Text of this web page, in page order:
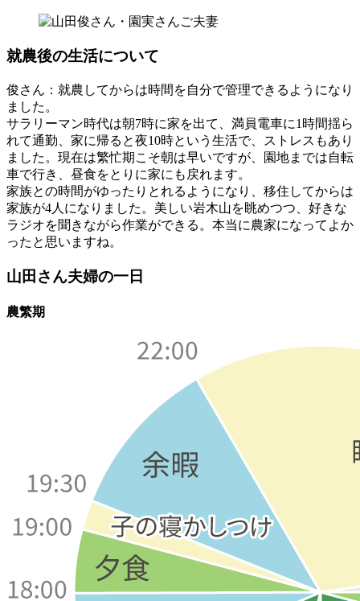
就農後の生活について
俊さん ：就農してからは時間を自分で管理できるようになり
ました。
サラリーマン時代は朝7時に家を出て、満員電車に1時間揺ら
れて通勤、家に帰ると夜10時という生活で、ストレスもあり
ました。現在は繁忙期こそ朝は早いですが、園地までは自転
車で行き、昼食をとりに家にも戻れます。
家族との時間がゆったりとれるようになり、移住してからは
家族が4人になりました。美しい岩木山を眺めつつ、好きな
ラジオを聞きながら作業ができる。本当に農家になってよか
ったと思いますね。
山田さん夫婦の一日
農繁期